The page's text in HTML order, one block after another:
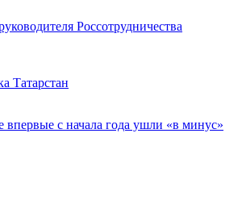
Россотрудничества
Татарстан
с начала года ушли «в минус»